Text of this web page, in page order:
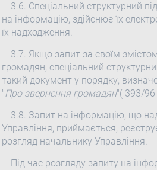
3.6. Спеціальний структурний
на інформацію, здійснює їх
їх надходження.
3.7. Якщо запит за своїм
громадян, спеціальний
такий документ у порядку,
"Про звернення громадян"( 393/
3.8. Запит на інформацію, що
Управління, приймається,
розгляд начальнику Управління.
Під час розгляду запиту на